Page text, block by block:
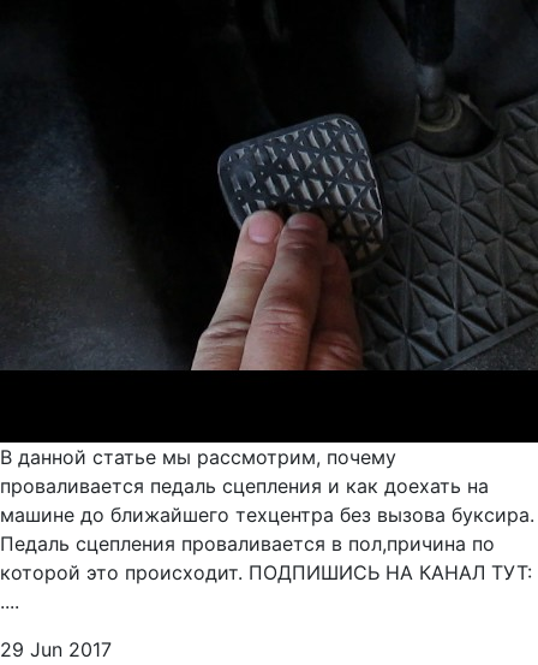
В данной статье мы рассмотрим, почему
проваливается педаль сцепления и как доехать на
машине до ближайшего техцентра без вызова буксира.
Педаль сцепления проваливается в пол,причина по
которой это происходит. ПОДПИШИСЬ НА КАНАЛ ТУТ:
....
29 Jun 2017